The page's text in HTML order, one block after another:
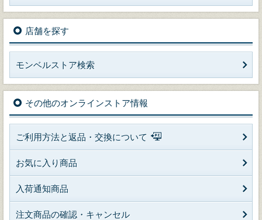
店舗を探す
モンベルストア検索
その他のオンラインストア情報
ご利用方法と返品・交換について
お気に入り商品
入荷通知商品
注文商品の確認・キャンセル